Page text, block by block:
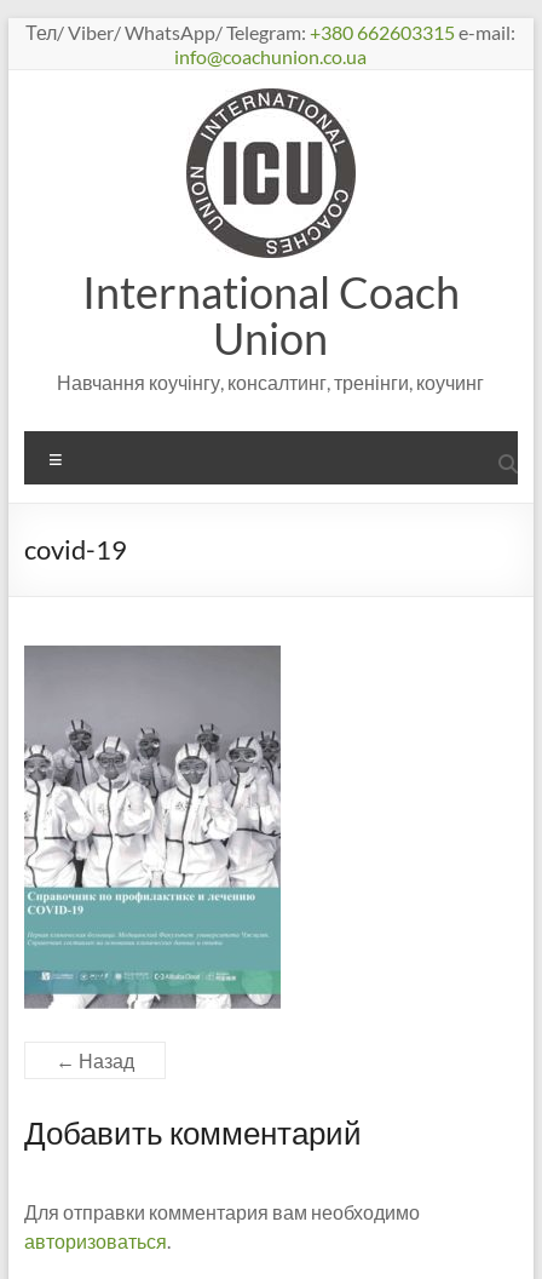
Перейти
Тел/ Viber/ WhatsApp/ Telegram:+380 662603315e-mail:
info@coachunion.co.ua
International Coach
Union
Навчання коучінгу, консалтинг, тренінги, коучинг
covid-19
← Назад
Добавить комментарий
Для отправки комментария вам необходимо
авторизоваться.